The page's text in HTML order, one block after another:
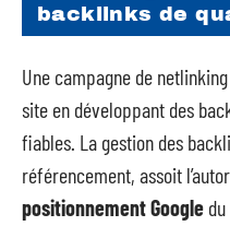
backlinks de
Une campagne de
site en développant des
fiables. La gestion des
référencement, assoit
positionnement Google